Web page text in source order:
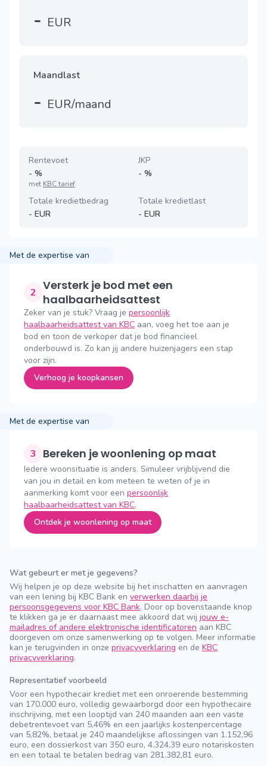
- EUR
Maandlast
- EUR/maand
Rentevoet
- %
met KBC tarief
JKP
- %
Totale kredietbedrag
- EUR
Totale kredietlast
- EUR
Met de expertise van
2 Versterk je bod met een
haalbaarheidsattest
Zeker van je stuk? Vraag je persoonlijk
haalbaarheidsattest van KBC aan, voeg het toe aan je
bod en toon de verkoper dat je bod financieel
onderbouwd is. Zo kan jij andere huizenjagers een stap
voor zijn.
Verhoog je koopkansen
Met de expertise van
3 Bereken je woonlening op maat
Iedere woonsituatie is anders. Simuleer vrijblijvend die
van jou in detail en kom meteen te weten of je in
aanmerking komt voor een persoonlijk
haalbaarheidsattest van KBC.
Ontdek je woonlening op maat
Wat gebeurt er met je gegevens?
Wij helpen je op deze website bij het inschatten en aanvragen
van een lening bij KBC Bank en verwerken daarbij je
persoonsgegevens voor KBC Bank. Door op bovenstaande knop
te klikken ga je er daarnaast mee akkoord dat wij jouw e-
mailadres of andere elektronische identificatoren aan KBC
doorgeven om onze samenwerking op te volgen. Meer informatie
kan je terugvinden in onze privacyverklaring en de KBC
privacyverklaring.
Representatief voorbeeld
Voor een hypothecair krediet met een onroerende bestemming
van 170.000 euro, volledig gewaarborgd door een hypothecaire
inschrijving, met een looptijd van 240 maanden aan een vaste
debetrentevoet van 5,46% en een jaarlijks kostenpercentage
van 5,82%, betaal je 240 maandelijkse aflossingen van 1.152,96
euro, een dossierkost van 350 euro, 4.324,39 euro notariskosten
en een totaal te betalen bedrag van 281.382,81 euro.